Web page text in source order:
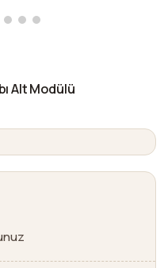
Alt Modülü